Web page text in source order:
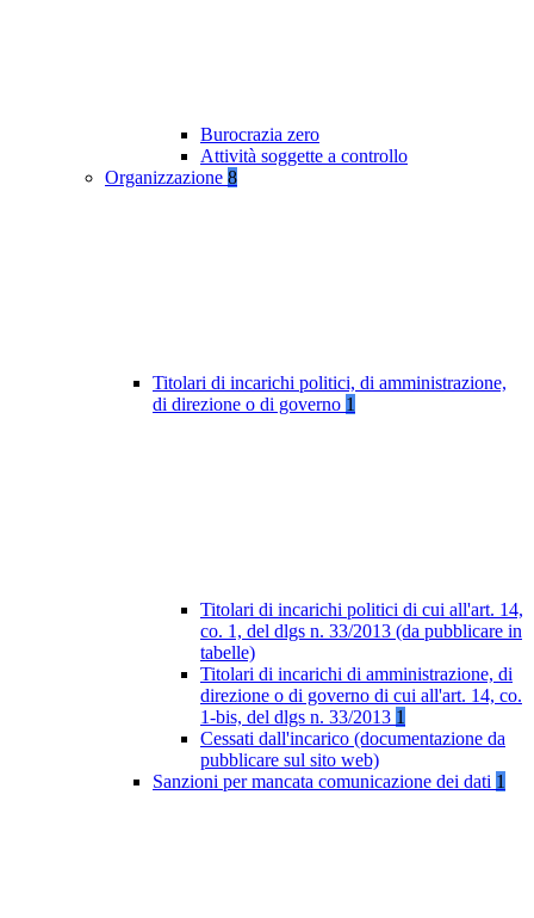
Burocrazia zero
Attività soggette a controllo
Organizzazione 8
Titolari di incarichi politici, di amministrazione,
di direzione o di governo 1
Titolari di incarichi politici di cui all'art. 14,
co. 1, del dlgs n. 33/2013 (da pubblicare in
tabelle)
Titolari di incarichi di amministrazione, di
direzione o di governo di cui all'art. 14, co.
1-bis, del dlgs n. 33/2013 1
Cessati dall'incarico (documentazione da
pubblicare sul sito web)
Sanzioni per mancata comunicazione dei dati 1